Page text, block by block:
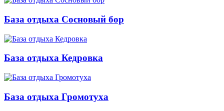
База отдыха Сосновый бор
База отдыха Кедровка
База отдыха Громотуха